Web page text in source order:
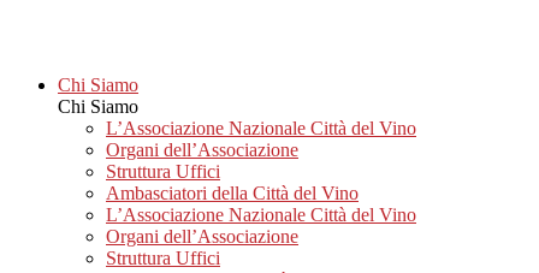
Chi Siamo
Chi Siamo
L’Associazione Nazionale Città del Vino
Organi dell’Associazione
Struttura Uffici
Ambasciatori della Città del Vino
L’Associazione Nazionale Città del Vino
Organi dell’Associazione
Struttura Uffici